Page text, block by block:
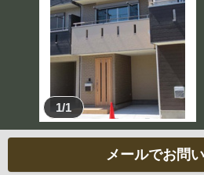
1/1
メールでお問